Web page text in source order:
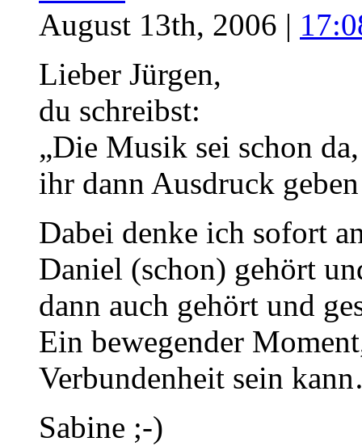
August 13th, 2006 |
Lieber Jürgen,
du schreibst:
„Die Musik sei schon
ihr dann Ausdruck
Dabei denke ich sofort
Daniel (schon) gehört
dann auch gehört und
Ein bewegender
Verbundenheit sein
Sabine ;-)